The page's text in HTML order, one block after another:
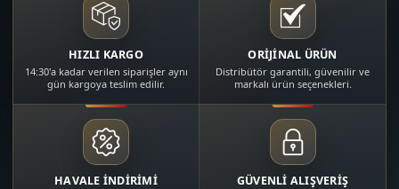
HIZLI KARGO
14:30'a kadar verilen siparişler aynı
gün kargoya teslim edilir.
ORİJİNAL ÜRÜN
Distribütör garantili, güvenilir ve
markalı ürün seçenekleri.
HAVALE İNDİRİMİ GÜVENLİ ALIŞVERİŞ